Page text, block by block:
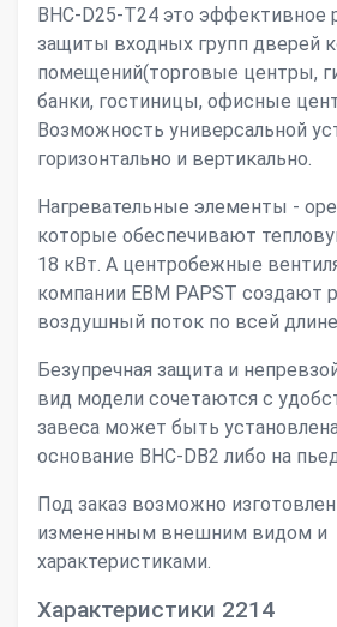
BHC-D25-T24 это эффективное
защиты входных групп дверей
помещений(торговые центры,
банки, гостиницы, офисные
Возможность универсальной
горизонтально и вертикально.
Нагревательные элементы -
которые обеспечивают
18 кВт. А центробежные
компании EBM PAPST создают
воздушный поток по всей
Безупречная защита и
вид модели сочетаются с
завеса может быть
основание BHC-DB2 либо на
Под заказ возможно
измененным внешним видом и
характеристиками.
Характеристики 2214